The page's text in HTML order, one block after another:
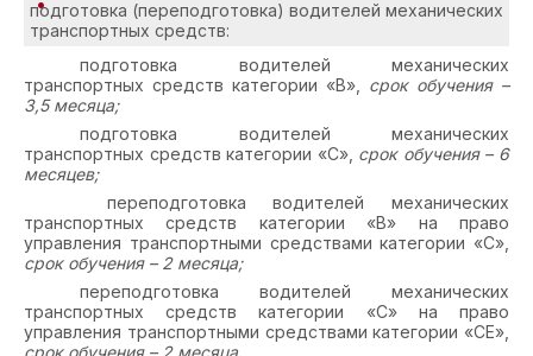
подготовка (переподготовка) водителей механических
транспортных средств:
подготовка водителей механических
транспортных средств категории «В», срок обучения –
3,5 месяца;
подготовка водителей механических
транспортных средств категории «С», срок обучения – 6
месяцев;
переподготовка водителей механических
транспортных средств категории «В» на право
управления транспортными средствами категории «С»,
срок обучения – 2 месяца;
переподготовка водителей механических
транспортных средств категории «С» на право
управления транспортными средствами категории «СЕ»,
срок обучения – 2 месяца.